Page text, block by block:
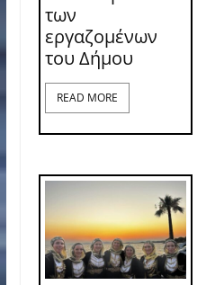
των
εργαζομένων
του Δήμου
READ MORE